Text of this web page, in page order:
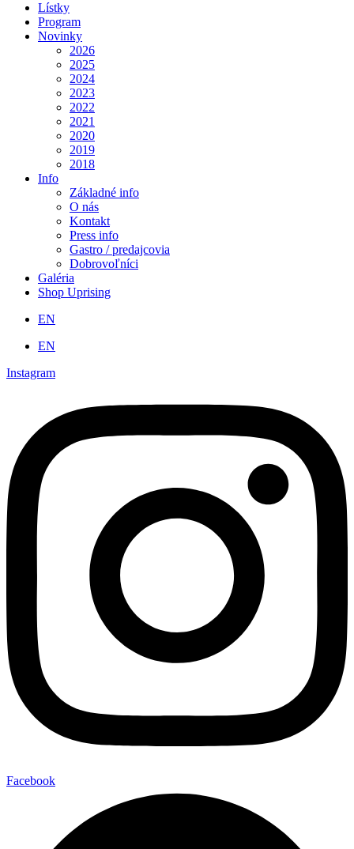
Lístky
Program
Novinky
2026
2025
2024
2023
2022
2021
2020
2019
2018
Info
Základné info
O nás
Kontakt
Press info
Gastro / predajcovia
Dobrovoľníci
Galéria
Shop Uprising
EN
EN
Instagram
Facebook